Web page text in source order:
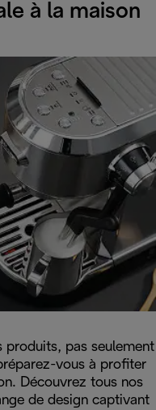
à la maison
produits, pas seulement
vous à profiter
Découvrez tous nos
de design captivant